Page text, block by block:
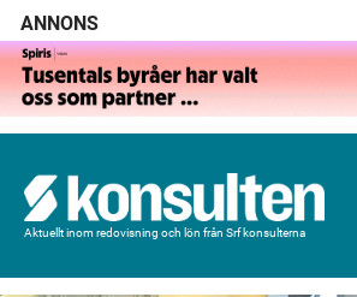
ANNONS
Aktuellt inom redovisning och lön från Srf konsulterna